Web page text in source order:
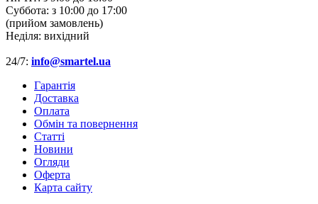
Суббота: з 10:00 до 17:00
(прийом замовлень)
Неділя: вихідний
24/7: info@smartel.ua
Гарантія
Доставка
Оплата
Обмін та повернення
Cтатті
Новини
Огляди
Оферта
Карта сайту